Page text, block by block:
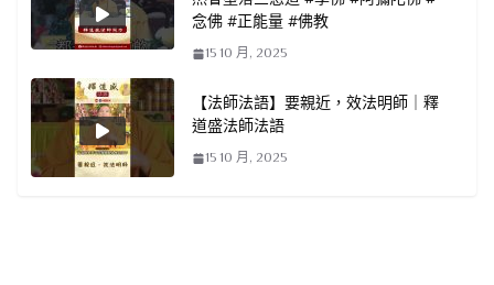
念佛 #正能量 #佛教
15 10 月, 2025
【法師法語】要親近，效法明師｜釋
道盛法師法語
15 10 月, 2025